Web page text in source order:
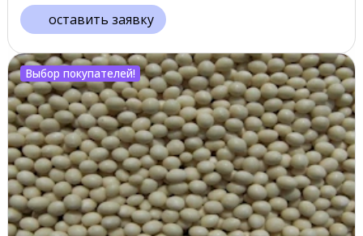
оставить заявку
Выбор покупателей!